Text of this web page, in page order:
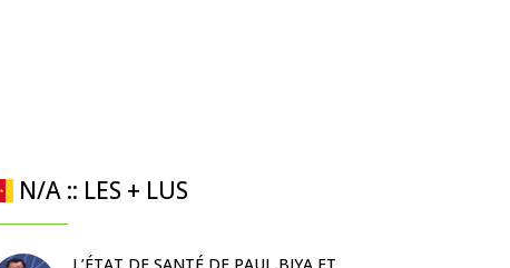
N/A :: LES + LUS